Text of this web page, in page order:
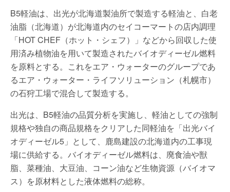
B5軽油は、出光が北海道製油所で製造する軽油と、白老
油脂（北海道）が北海道内のセイコーマートの店内調理
「HOT CHEF（ホット・シェフ）」などから回収した使
用済み植物油を用いて製造されたバイオディーゼル燃料
を原料とする。これをエア・ウォーターのグループであ
るエア・ウォーター・ライフソリューション（札幌市）
の石狩工場で混合して製造する。
出光は、B5軽油の品質分析を実施し、軽油としての強制
規格や独自の商品規格をクリアした同軽油を「出光バイ
オディーゼル5」として、鹿島建設の北海道内の工事現
場に供給する。バイオディーゼル燃料は、廃食油や獣
脂、菜種油、大豆油、コーン油など生物資源（バイオマ
ス）を原材料とした液体燃料の総称。